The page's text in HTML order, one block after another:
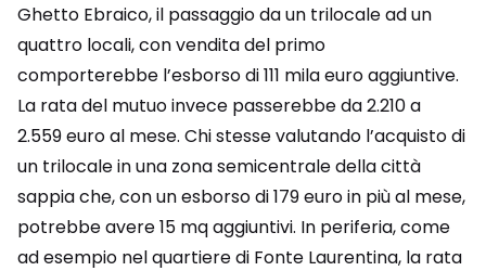
Ghetto Ebraico, il passaggio da un trilocale ad un
quattro locali, con vendita del primo
comporterebbe l’esborso di 111 mila euro aggiuntive.
La rata del mutuo invece passerebbe da 2.210 a
2.559 euro al mese. Chi stesse valutando l’acquisto di
un trilocale in una zona semicentrale della città
sappia che, con un esborso di 179 euro in più al mese,
potrebbe avere 15 mq aggiuntivi. In periferia, come
ad esempio nel quartiere di Fonte Laurentina, la rata